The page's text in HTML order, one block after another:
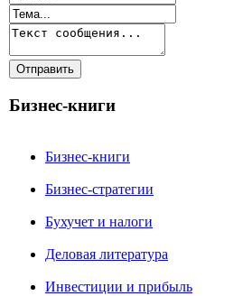
Бизнес-книги
Бизнес-книги
Бизнес-стратегии
Бухучет и налоги
Деловая литература
Инвестиции и прибыль